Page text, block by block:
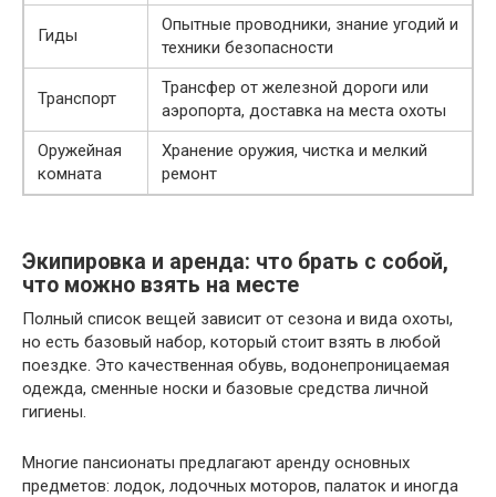
Гиды
Опытные проводники, знание угодий и
техники безопасности
Транспорт
Трансфер от железной дороги или
аэропорта, доставка на места охоты
Оружейная
комната
Хранение оружия, чистка и мелкий
ремонт
Экипировка и аренда: что брать с собой,
что можно взять на месте
Полный список вещей зависит от сезона и вида охоты,
но есть базовый набор, который стоит взять в любой
поездке. Это качественная обувь, водонепроницаемая
одежда, сменные носки и базовые средства личной
гигиены.
Многие пансионаты предлагают аренду основных
предметов: лодок, лодочных моторов, палаток и иногда